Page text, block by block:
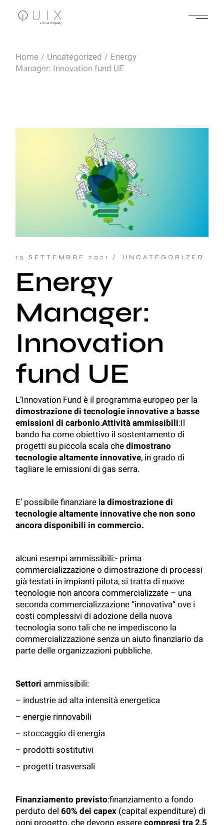
Home Uncategorized
Energy
Manager: Innovation fund UE
13 SETTEMBRE 2021 UNCATEGORIZED
Energy
Manager:
Innovation
fund UE
L’Innovation Fund è il programma europeo per la
dimostrazione di tecnologie innovative a basse
emissioni di carbonio.Attività ammissibili:Il
bando ha come obiettivo il sostentamento di
progetti su piccola scala chedimostrano
tecnologie altamente innovative, in grado di
tagliare le emissioni di gas serra.
E’ possibile finanziare la dimostrazione di
tecnologie altamente innovative che non sono
ancora disponibili in commercio.
alcuni esempi ammissibili:- prima
commercializzazione o dimostrazione di processi
già testati in impianti pilota, si tratta di nuove
tecnologie non ancora commercializzate – una
seconda commercializzazione “innovativa” ove i
costi complessivi di adozione della nuova
tecnologia sono tali che ne impediscono la
commercializzazione senza un aiuto finanziario da
parte delle organizzazioni pubbliche.
Settori ammissibili:
– industrie ad alta intensità energetica
– energie rinnovabili
– stoccaggio di energia
– prodotti sostitutivi
– progetti trasversali
Finanziamento previsto:finanziamento a fondo
perduto del60% dei capex (capital expenditure) di